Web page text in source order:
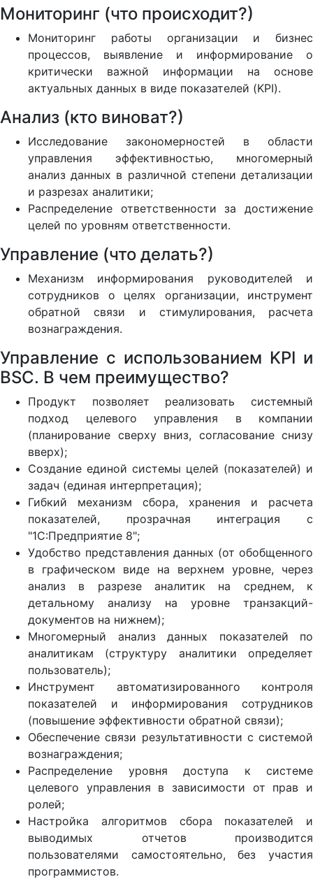
Мониторинг (что происходит?)
Мониторинг работы организации и бизнес
процессов, выявление и информирование о
критически важной информации на основе
актуальных данных в виде показателей (KPI).
Анализ (кто виноват?)
Исследование закономерностей в области
управления эффективностью, многомерный
анализ данных в различной степени детализации
и разрезах аналитики;
Распределение ответственности за достижение
целей по уровням ответственности.
Управление (что делать?)
Механизм информирования руководителей и
сотрудников о целях организации, инструмент
обратной связи и стимулирования, расчета
вознаграждения.
Управление с использованием KPI и
BSC. В чем преимущество?
Продукт позволяет реализовать системный
подход целевого управления в компании
(планирование сверху вниз, согласование снизу
вверх);
Создание единой системы целей (показателей) и
задач (единая интерпретация);
Гибкий механизм сбора, хранения и расчета
показателей, прозрачная интеграция с
"1С:Предприятие 8";
Удобство представления данных (от обобщенного
в графическом виде на верхнем уровне, через
анализ в разрезе аналитик на среднем, к
детальному анализу на уровне транзакций-
документов на нижнем);
Многомерный анализ данных показателей по
аналитикам (структуру аналитики определяет
пользователь);
Инструмент автоматизированного контроля
показателей и информирования сотрудников
(повышение эффективности обратной связи);
Обеспечение связи результативности с системой
вознаграждения;
Распределение уровня доступа к системе
целевого управления в зависимости от прав и
ролей;
Настройка алгоритмов сбора показателей и
выводимых отчетов производится
пользователями самостоятельно, без участия
программистов.